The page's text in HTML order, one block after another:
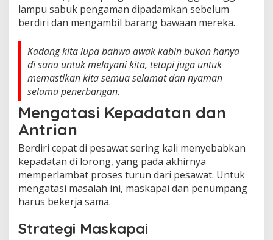
lampu sabuk pengaman dipadamkan sebelum
berdiri dan mengambil barang bawaan mereka.
Kadang kita lupa bahwa awak kabin bukan hanya
di sana untuk melayani kita, tetapi juga untuk
memastikan kita semua selamat dan nyaman
selama penerbangan.
Mengatasi Kepadatan dan
Antrian
Berdiri cepat di pesawat sering kali menyebabkan
kepadatan di lorong, yang pada akhirnya
memperlambat proses turun dari pesawat. Untuk
mengatasi masalah ini, maskapai dan penumpang
harus bekerja sama.
Strategi Maskapai